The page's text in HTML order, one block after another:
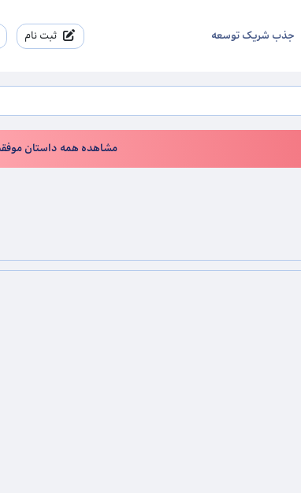
جذب شریک توسعه ثبت نام
مشاهده همه داستان